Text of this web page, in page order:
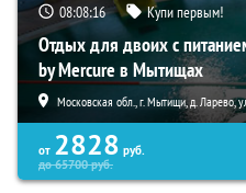
08:08:15 Купи первым!
Отдых для двоих с
by Mercure в Мытищах
Московская обл., г. Мытищи, д. Ларево,
от 2828 руб.
до65700руб.